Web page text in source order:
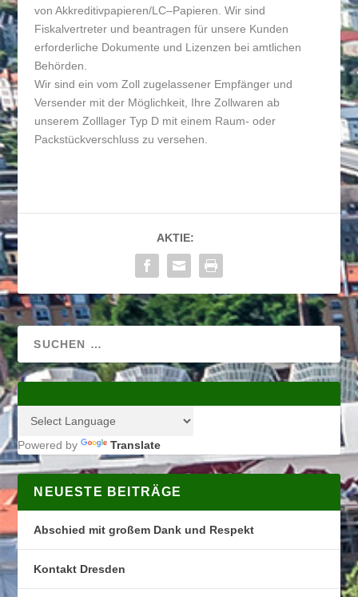
von Akkreditivpapieren/LC–Papieren. Wir sind
Fiskalvertreter und beantragen für unsere Kunden
erforderliche Dokumente und Lizenzen bei amtlichen
Behörden.
Wir sind ein vom Zoll zugelassener Empfänger und
Versender mit der Möglichkeit, Ihre Zollwaren ab
unserem Zolllager Typ D mit einem Raum- oder
Packstückverschluss zu versehen.
AKTIE:
Powered by Translate
NEUESTE BEITRÄGE
Abschied mit großem Dank und Respekt
Kontakt Dresden